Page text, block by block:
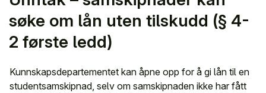
søke om lån uten tilskudd (§ 4-
2 første ledd)
Kunnskapsdepartementet kan åpne opp for å gi lån til en
studentsamskipnad, selv om samskipnaden ikke har fått